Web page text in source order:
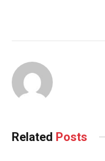
Related Posts